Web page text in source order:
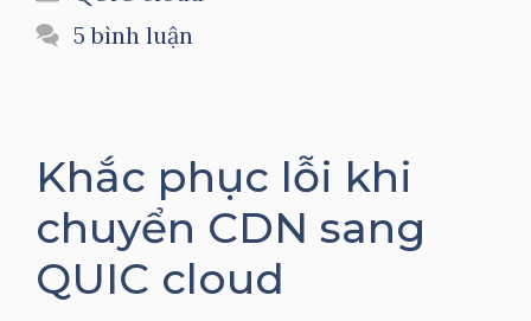
mục
5 bình luận
Khắc phục lỗi khi
chuyển CDN sang
QUIC cloud